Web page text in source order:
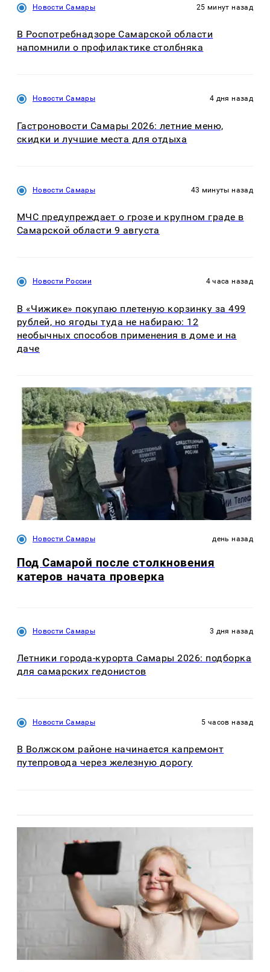
Новости Самары 25 минут назад
В Роспотребнадзоре Самарской области
напомнили о профилактике столбняка
Новости Самары 4 дня назад
Гастроновости Самары 2026: летние меню,
скидки и лучшие места для отдыха
Новости Самары 43 минуты назад
МЧС предупреждает о грозе и крупном граде в
Самарской области 9 августа
Новости России 4 часа назад
В «Чижике» покупаю плетеную корзинку за 499
рублей, но ягоды туда не набираю: 12
необычных способов применения в доме и на
даче
Новости Самары день назад
Под Самарой после столкновения
катеров начата проверка
Новости Самары 3 дня назад
Летники города-курорта Самары 2026: подборка
для самарских гедонистов
Новости Самары 5 часов назад
В Волжском районе начинается капремонт
путепровода через железную дорогу